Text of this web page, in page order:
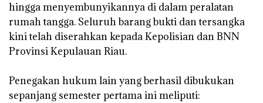
hingga menyembunyikannya di dalam peralatan
rumah tangga. Seluruh barang bukti dan tersangka
kini telah diserahkan kepada Kepolisian dan BNN
Provinsi Kepulauan Riau.
‎Penegakan hukum lain yang berhasil dibukukan
sepanjang semester pertama ini meliputi: